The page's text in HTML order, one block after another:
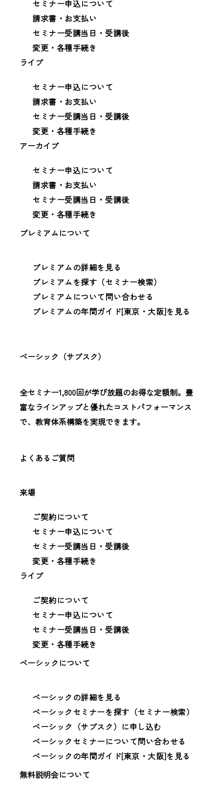
セミナー申込について
請求書・お支払い
セミナー受講当日・受講後
変更・各種手続き
ライブ
セミナー申込について
請求書・お支払い
セミナー受講当日・受講後
変更・各種手続き
アーカイブ
セミナー申込について
請求書・お支払い
セミナー受講当日・受講後
変更・各種手続き
プレミアムについて
プレミアムの詳細を見る
プレミアムを探す（セミナー検索）
プレミアムについて問い合わせる
プレミアムの年間ガイド[東京・大阪]を見る
ベーシック（サブスク）
全セミナー1,800回が学び放題のお得な定額制。豊
富なラインアップと優れたコストパフォーマンス
で、教育体系構築を実現できます。
よくあるご質問
来場
ご契約について
セミナー申込について
セミナー受講当日・受講後
変更・各種手続き
ライブ
ご契約について
セミナー申込について
セミナー受講当日・受講後
変更・各種手続き
ベーシックについて
ベーシックの詳細を見る
ベーシックセミナーを探す（セミナー検索）
ベーシック（サブスク）に申し込む
ベーシックセミナーについて問い合わせる
ベーシックの年間ガイド[東京・大阪]を見る
無料説明会について